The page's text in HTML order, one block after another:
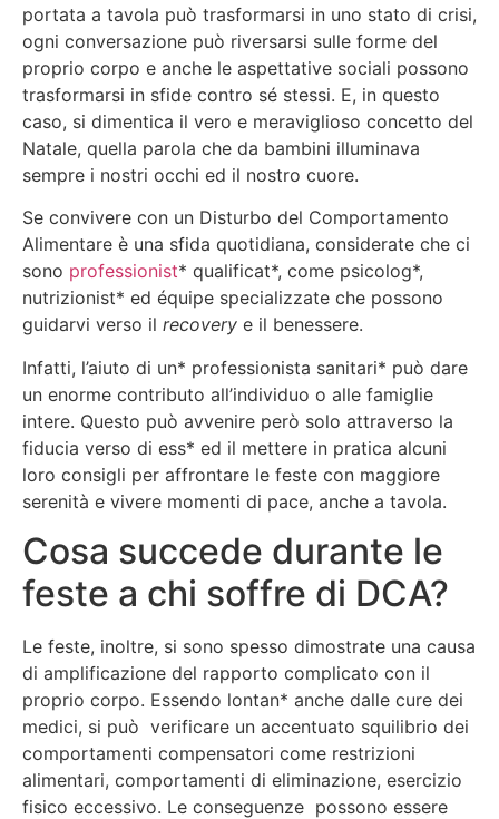
portata a tavola può trasformarsi in uno stato di crisi,
ogni conversazione può riversarsi sulle forme del
proprio corpo e anche le aspettative sociali possono
trasformarsi in sfide contro sé stessi. E, in questo
caso, si dimentica il vero e meraviglioso concetto del
Natale, quella parola che da bambini illuminava
sempre i nostri occhi ed il nostro cuore.
Se convivere con un Disturbo del Comportamento
Alimentare è una sfida quotidiana, considerate che ci
sono professionist* qualificat*, come psicolog*,
nutrizionist* ed équipe specializzate che possono
guidarvi verso il recovery e il benessere.
Infatti, l’aiuto di un* professionista sanitari* può dare
un enorme contributo all’individuo o alle famiglie
intere. Questo può avvenire però solo attraverso la
fiducia verso di ess* ed il mettere in pratica alcuni
loro consigli per affrontare le feste con maggiore
serenità e vivere momenti di pace, anche a tavola.
Cosa succede durante le
feste a chi soffre di DCA?
Le feste, inoltre, si sono spesso dimostrate una causa
di amplificazione del rapporto complicato con il
proprio corpo. Essendo lontan* anche dalle cure dei
medici, si può verificare un accentuato squilibrio dei
comportamenti compensatori come restrizioni
alimentari, comportamenti di eliminazione, esercizio
fisico eccessivo. Le conseguenze possono essere